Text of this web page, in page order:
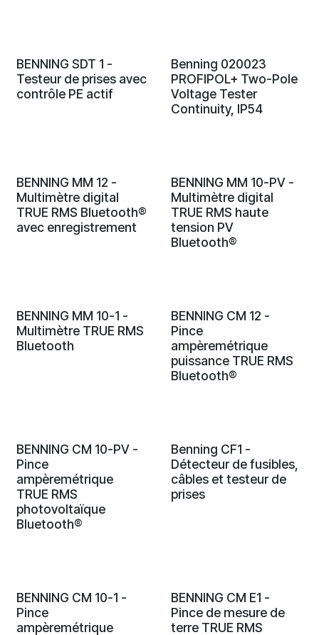
BENNING SDT 1 -
Testeur de prises avec
contrôle PE actif
Benning 020023
PROFIPOL+ Two-Pole
Voltage Tester
Continuity, IP54
BENNING MM 12 -
Multimètre digital
TRUE RMS Bluetooth®
avec enregistrement
BENNING MM 10-PV -
Multimètre digital
TRUE RMS haute
tension PV
Bluetooth®
BENNING MM 10-1 -
Multimètre TRUE RMS
Bluetooth
BENNING CM 12 -
Pince
ampèremétrique
puissance TRUE RMS
Bluetooth®
BENNING CM 10-PV -
Pince
ampèremétrique
TRUE RMS
photovoltaïque
Bluetooth®
Benning CF1 -
Détecteur de fusibles,
câbles et testeur de
prises
BENNING CM 10-1 -
Pince
ampèremétrique
BENNING CM E1 -
Pince de mesure de
terre TRUE RMS